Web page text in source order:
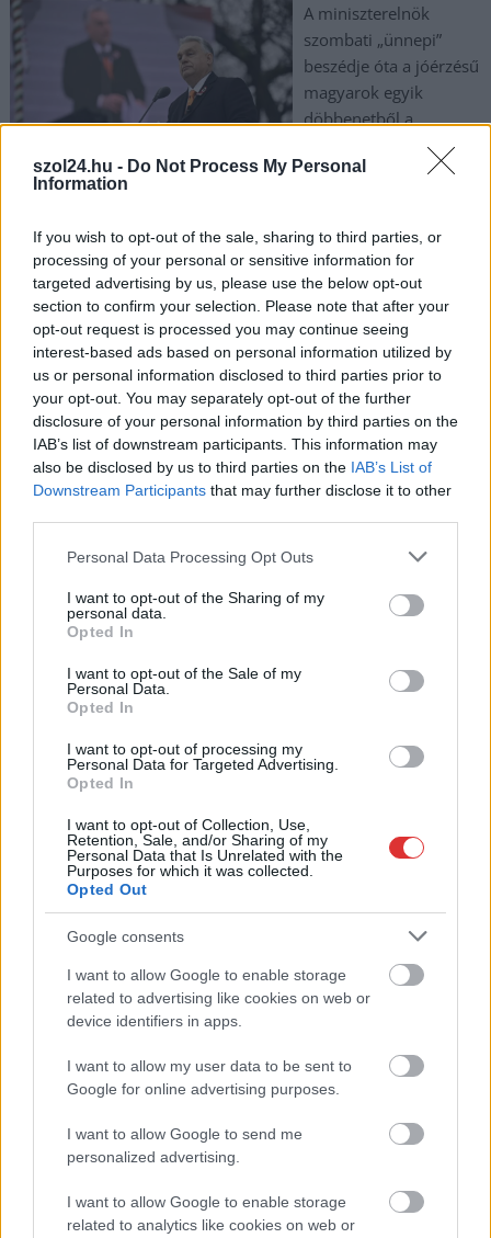
szol24.hu - Do Not Process My Personal
Information
If you wish to opt-out of the sale, sharing to third parties, or
processing of your personal or sensitive information for
targeted advertising by us, please use the below opt-out
section to confirm your selection. Please note that after your
opt-out request is processed you may continue seeing
interest-based ads based on personal information utilized by
us or personal information disclosed to third parties prior to
your opt-out. You may separately opt-out of the further
disclosure of your personal information by third parties on the
IAB’s list of downstream participants. This information may
also be disclosed by us to third parties on the IAB’s List of
Downstream Participants that may further disclose it to other
Please note that this website/app uses one or more Google
not limited to your visit or usage behaviour. You may click to
grant or deny consent to Google and its third-party tags to
use your data for below specified purposes in below Google
consent section.
Personal Data Processing Opt Outs
I want to opt-out of the Sharing of my
personal data.
Opted In
I want to opt-out of the Sale of my
Personal Data.
Opted In
I want to opt-out of processing my
Personal Data for Targeted Advertising.
Opted In
I want to opt-out of Collection, Use,
Retention, Sale, and/or Sharing of my
Personal Data that Is Unrelated with the
Purposes for which it was collected.
Opted Out
Google consents
I want to allow Google to enable storage
related to advertising like cookies on web or
device identifiers in apps.
I want to allow my user data to be sent to
Google for online advertising purposes.
I want to allow Google to send me
personalized advertising.
I want to allow Google to enable storage
related to analytics like cookies on web or
A miniszterelnök
szombati „ünnepi”
beszédje óta a jóérzésű
magyarok egyik
döbbenetből a
Elképesztő kifejezések
totális megosztása és ez évtizedek óta sikerül.
TOVÁBB OLVASOM
Magyarország beszéd,fidesz,hasonlítás,magyar, Magyar Péter
március 15,nemzet ,Orbán Viktor ,poloska, tisza párt ,uszítás
Ilyen még a fővárosban sem volt: nemzetiszín
palacsintákkal adták át a felújított játszóteret
Zagyvarékason
2025.03.16. Farkas András
Mintegy fél millió
és lakossági összefogás
Zagyvarékason. A
rossz idő ellenére is jöl
érezhették magukat a gyermekek, hiszen a különböző
programok mellett piros, fehér és zöld palacsintát is kaptak a
rendezőktől.
TOVÁBB OLVASOM
, , ,
zagyvarékas
Így zajlott a nemzeti ünnep Jászberényben
Mozgalmasan telt a
Jászberényben, a
Lóránt polgármester
számolt be Facebook-